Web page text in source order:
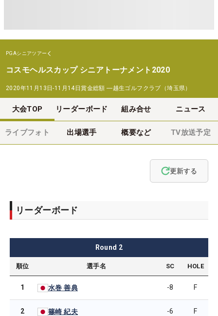
PGAシニアツアー
コスモヘルスカップ シニアトーナメント2020
2020年11月13日-11月14日賞金総額 ―越生ゴルフクラブ（埼玉県）
大会TOP リーダーボード 組み合せ ニュース
ライブフォト 出場選手 概要など TV放送予定
更新する
リーダーボード
Round 2
順位 選手名 SC HOLE
1 水巻 善典 -8 F
2 篠崎 紀夫 -6 F